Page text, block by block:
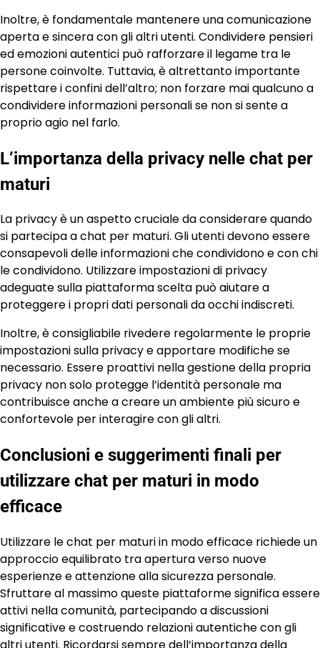
Inoltre, è fondamentale mantenere una comunicazione
aperta e sincera con gli altri utenti. Condividere pensieri
ed emozioni autentici può rafforzare il legame tra le
persone coinvolte. Tuttavia, è altrettanto importante
rispettare i confini dell’altro; non forzare mai qualcuno a
condividere informazioni personali se non si sente a
proprio agio nel farlo.
L’importanza della privacy nelle chat per
maturi
La privacy è un aspetto cruciale da considerare quando
si partecipa a chat per maturi. Gli utenti devono essere
consapevoli delle informazioni che condividono e con chi
le condividono. Utilizzare impostazioni di privacy
adeguate sulla piattaforma scelta può aiutare a
proteggere i propri dati personali da occhi indiscreti.
Inoltre, è consigliabile rivedere regolarmente le proprie
impostazioni sulla privacy e apportare modifiche se
necessario. Essere proattivi nella gestione della propria
privacy non solo protegge l’identità personale ma
contribuisce anche a creare un ambiente più sicuro e
confortevole per interagire con gli altri.
Conclusioni e suggerimenti finali per
utilizzare chat per maturi in modo
efficace
Utilizzare le chat per maturi in modo efficace richiede un
approccio equilibrato tra apertura verso nuove
esperienze e attenzione alla sicurezza personale.
Sfruttare al massimo queste piattaforme significa essere
attivi nella comunità, partecipando a discussioni
significative e costruendo relazioni autentiche con gli